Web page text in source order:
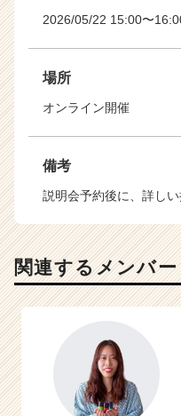
2026/05/22 15:00〜
場所
オンライン開催
備考
説明会予約後に、詳し
関連するメンバー